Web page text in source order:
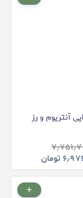
آنتریوم و رز
تومان